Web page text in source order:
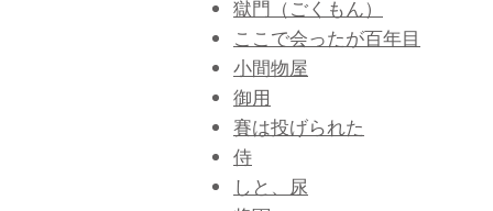
獄門（ごくもん）
ここで会ったが百年目
小間物屋
御用
賽は投げられた
侍
しと、尿